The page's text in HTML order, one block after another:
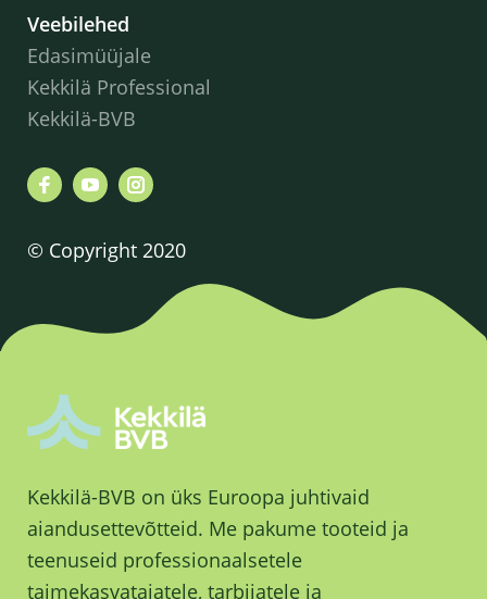
Veebilehed
Edasimüüjale
Kekkilä Professional
Kekkilä-BVB
© Copyright 2020
Kekkilä-BVB on üks Euroopa juhtivaid
aiandusettevõtteid. Me pakume tooteid ja
teenuseid professionaalsetele
taimekasvatajatele, tarbijatele ja